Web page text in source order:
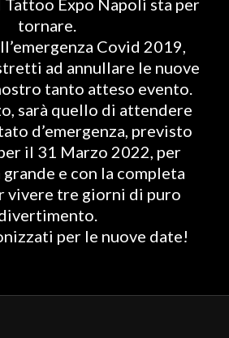
tornare.
Covid 2019,
ad annullare le nuove
tanto atteso evento.
sarà quello di attendere
d’emergenza, previsto
il 31 Marzo 2022, per
e con la completa
vivere tre giorni di puro
per le nuove date!